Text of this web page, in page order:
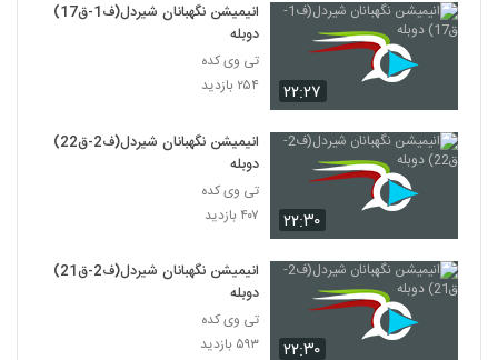
۲۲:۲۷
انیمیشن نگهبانان شیردل(ف1-ق17)
دوبله
تی وی کده
۲۵۴ بازدید
۲۲:۳۰
انیمیشن نگهبانان شیردل(ف2-ق22)
دوبله
تی وی کده
۴۰۷ بازدید
۲۲:۳۰
انیمیشن نگهبانان شیردل(ف2-ق21)
دوبله
تی وی کده
۵۹۳ بازدید